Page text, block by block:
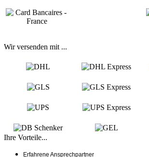
Wir versenden mit ...
Ihre Vorteile...
Erfahrene Ansprechpartner